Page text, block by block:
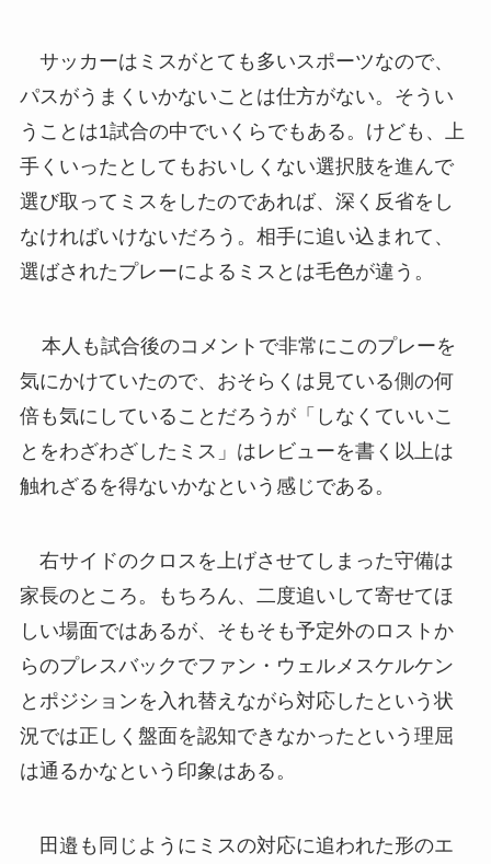
サッカーはミスがとても多いスポーツなので、
パスがうまくいかないことは仕方がない。そうい
うことは1試合の中でいくらでもある。けども、上
手くいったとしてもおいしくない選択肢を進んで
選び取ってミスをしたのであれば、深く反省をし
なければいけないだろう。相手に追い込まれて、
選ばされたプレーによるミスとは毛色が違う。
本人も試合後のコメントで非常にこのプレーを
気にかけていたので、おそらくは見ている側の何
倍も気にしていることだろうが「しなくていいこ
とをわざわざしたミス」はレビューを書く以上は
触れざるを得ないかなという感じである。
右サイドのクロスを上げさせてしまった守備は
家長のところ。もちろん、二度追いして寄せてほ
しい場面ではあるが、そもそも予定外のロストか
らのプレスバックでファン・ウェルメスケルケン
とポジションを入れ替えながら対応したという状
況では正しく盤面を認知できなかったという理屈
は通るかなという印象はある。
田邉も同じようにミスの対応に追われた形のエ